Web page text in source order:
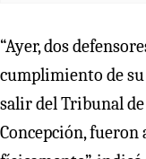
“Ayer, dos
cumplimiento de
salir del Tribunal
Concepción, fueron